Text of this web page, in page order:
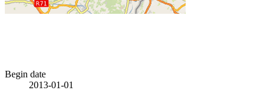
Begin date
2013-01-01